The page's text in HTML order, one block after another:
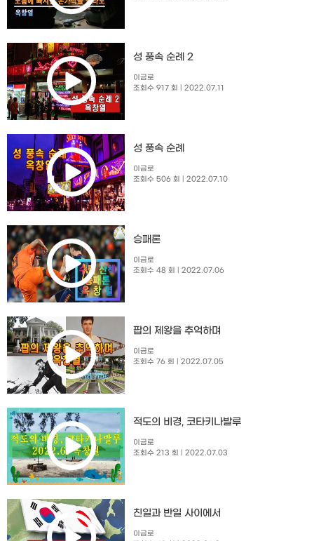
성 풍속 순례 2
이금로
조회수 917 회
| 2022.07.11
성 풍속 순례
이금로
조회수 506 회
| 2022.07.10
승패론
이금로
조회수 48 회
| 2022.07.06
팝의 제왕을 추억하며
이금로
조회수 76 회
| 2022.07.05
적도의 비경, 코타키나발루
이금로
조회수 213 회
| 2022.07.03
친일과 반일 사이에서
이금로